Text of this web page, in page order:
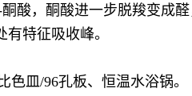
酸，酮酸进一步脱羧变成
特征吸收峰。
皿/96孔板、恒温水浴锅。